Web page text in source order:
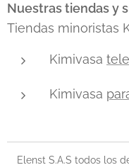
Nuestras tiendas y
Tiendas minoristas
Kimivasa
Kimivasa
Elenst S.A.S todos los